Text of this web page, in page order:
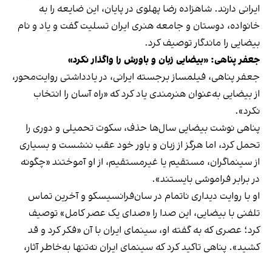
ایرانی دارند. شاهزاده رضا پهلوی در پایان، این ضایعه را به
خانواده، دوستان و جامعه هنری ایران تسلیت گفت و یاد و نام
بیضایی را ماندگار توصیف کرد.
جعفر پناهی: «بیضایی زبان و باورش را واگذار نکرد»
جعفر پناهی، فیلمساز برجسته ایرانی، در یادداشتی روایت‌محور،
از بیضایی به‌عنوان هنرمندی یاد کرد که «راه آسان را انتخاب
نکرد».
پناهی نوشت بیضایی سال‌ها حذف، سکوت تحمیلی و دوری را
تحمل کرد، اما هرگز از زبان و باور خود عقب ننشست و بسیاری
از سینماگران، مستقیم یا غیرمستقیم، از او آموختند «چگونه
در برابر فراموشی بایستند».
او با روایت دیداری ناتمام در سان‌فرانسیسکو و آخرین تماس
تلفنی با بیضایی، این صدا را «صدای یک عصر کامل» توصیف
کرد؛ عصری که به گفته او، سینمای ایران با آن «فکر کرد و قد
کشید». پناهی تاکید کرد که سینمای ایران نه‌تنها به‌خاطر آثار،